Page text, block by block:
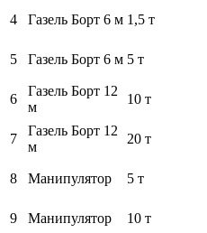
4 Газель Борт 6 м 1,5 т
5 Газель Борт 6 м 5 т
6
Газель Борт 12
м
10 т
7
Газель Борт 12
м
20 т
8 Манипулятор 5 т
9 Манипулятор 10 т